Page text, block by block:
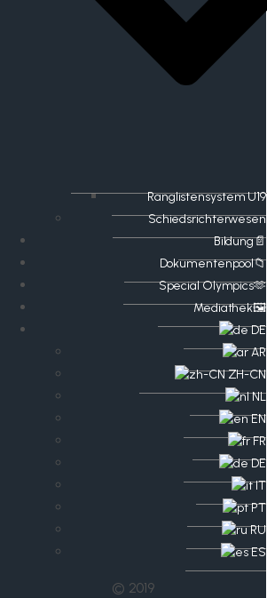
Ranglistensystem U19
Schiedsrichterwesen
Bildung📄
Dokumentenpool📁
​​Special Olympics🫶
Mediathek🖼️​
DE
AR
ZH-CN
NL
EN
FR
DE
IT
PT
RU
ES
© 2019